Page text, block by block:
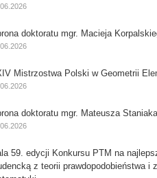
doktoratu mgr. Macieja
Mistrzostwa Polski w Geometrii
doktoratu mgr. Mateusza Staniaka
59. edycji Konkursu PTM na
z teorii prawdopodobieństwa i